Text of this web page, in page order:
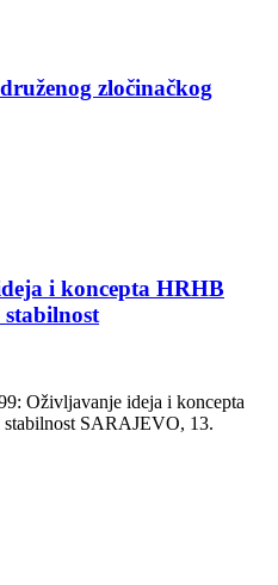
zločinačkog
i koncepta HRHB
Oživljavanje ideja i koncepta
SARAJEVO, 13.